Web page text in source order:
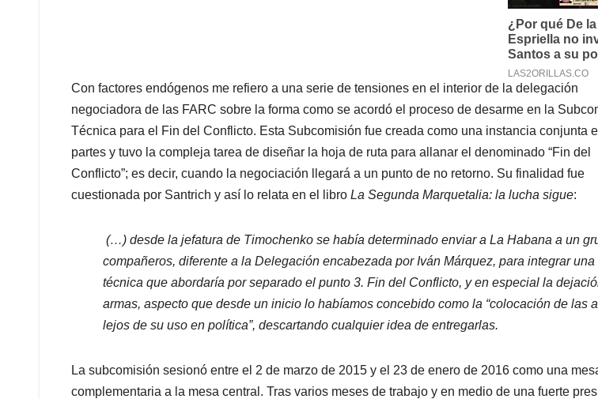
Con factores endógenos me refiero a una serie de tensiones en el interior de la delegación
negociadora de las FARC sobre la forma como se acordó el proceso de desarme en la
Técnica para el Fin del Conflicto. Esta Subcomisión fue creada como una instancia conjunta
partes y tuvo la compleja tarea de diseñar la hoja de ruta para allanar el denominado “Fin del
Conflicto”; es decir, cuando la negociación llegará a un punto de no retorno. Su finalidad fue
cuestionada por Santrich y así lo relata en el libro La Segunda Marquetalia: la lucha sigue:
(…) desde la jefatura de Timochenko se había determinado enviar a La Habana a un
compañeros, diferente a la Delegación encabezada por Iván Márquez, para integrar
técnica que abordaría por separado el punto 3. Fin del Conflicto, y en especial la
armas, aspecto que desde un inicio lo habíamos concebido como la “colocación de las
lejos de su uso en política”, descartando cualquier idea de entregarlas.
La subcomisión sesionó entre el 2 de marzo de 2015 y el 23 de enero de 2016 como una
complementaria a la mesa central. Tras varios meses de trabajo y en medio de una fuerte